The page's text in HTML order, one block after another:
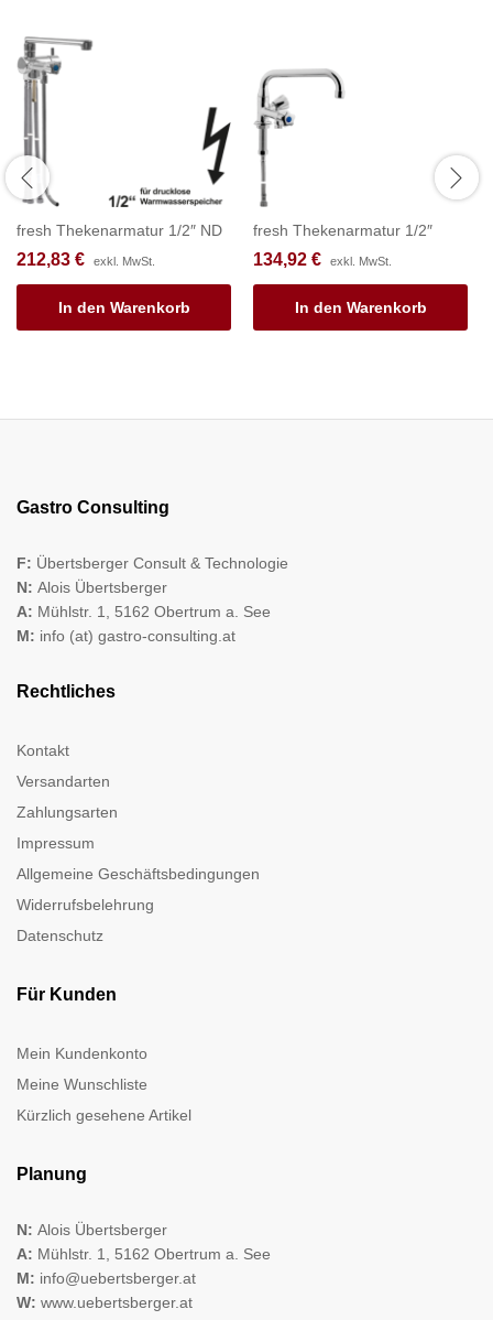
fresh Thekenarmatur 1/2″ ND
212,83 € exkl. MwSt.
In den Warenkorb
fresh Thekenarmatur 1/2″
134,92 € exkl. MwSt.
In den Warenkorb
Gastro Consulting
F: Übertsberger Consult & Technologie
N: Alois Übertsberger
A: Mühlstr. 1, 5162 Obertrum a. See
M: info (at) gastro-consulting.at
Rechtliches
Kontakt
Versandarten
Zahlungsarten
Impressum
Allgemeine Geschäftsbedingungen
Widerrufsbelehrung
Datenschutz
Für Kunden
Mein Kundenkonto
Meine Wunschliste
Kürzlich gesehene Artikel
Planung
N: Alois Übertsberger
A: Mühlstr. 1, 5162 Obertrum a. See
M: info@uebertsberger.at
W: www.uebertsberger.at